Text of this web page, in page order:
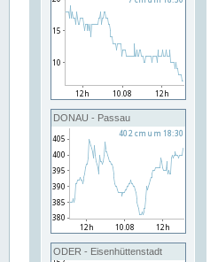
DONAU - Passau
ODER - Eisenhüttenstadt